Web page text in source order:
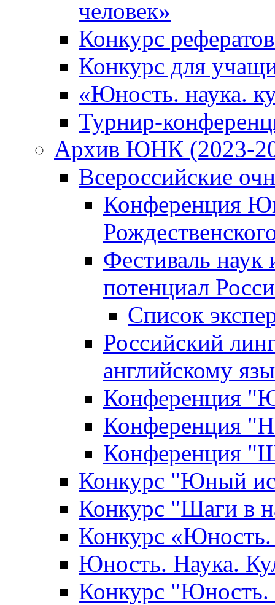
человек»
Конкурс
Конкурс для
«Юность. наука.
Турнир-
Архив ЮНК (2023-
Всероссийские
Конференция
Фестиваль наук
потенциал
Список
Российский
английскому
Конференция
Конференция
Конференция
Конкурс "Юный
Конкурс "Шаги в
Конкурс «Юность.
Юность. Наука.
Конкурс "Юность.